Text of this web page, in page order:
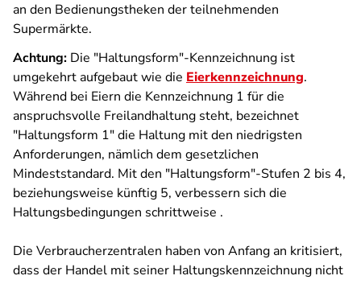
an den Bedienungstheken der teilnehmenden
Supermärkte.
Achtung: Die "Haltungsform"-Kennzeichnung ist
umgekehrt aufgebaut wie die Eierkennzeichnung.
Während bei Eiern die Kennzeichnung 1 für die
anspruchsvolle Freilandhaltung steht, bezeichnet
"Haltungsform 1" die Haltung mit den niedrigsten
Anforderungen, nämlich dem gesetzlichen
Mindeststandard. Mit den "Haltungsform"-Stufen 2 bis 4,
beziehungsweise künftig 5, verbessern sich die
Haltungsbedingungen schrittweise .
Die Verbraucherzentralen haben von Anfang an kritisiert,
dass der Handel mit seiner Haltungskennzeichnung nicht